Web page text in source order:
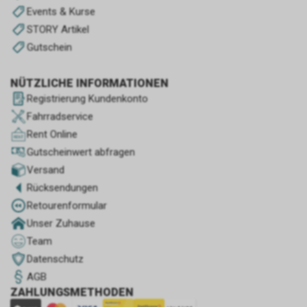
Events & Kurse
STORY Artikel
Gutschein
NÜTZLICHE INFORMATIONEN
Registrierung Kundenkonto
Fahrradservice
Rent Online
Gutscheinwert abfragen
Versand
Rücksendungen
Retourenformular
Unser Zuhause
Team
Datenschutz
AGB
ZAHLUNGSMETHODEN